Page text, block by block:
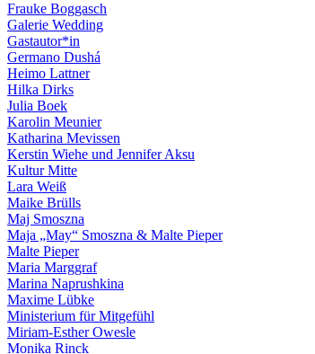
Frauke Boggasch
Galerie Wedding
Gastautor*in
Germano Dushá
Heimo Lattner
Hilka Dirks
Julia Boek
Karolin Meunier
Katharina Mevissen
Kerstin Wiehe und Jennifer Aksu
Kultur Mitte
Lara Weiß
Maike Brülls
Maj Smoszna
Maja „May“ Smoszna & Malte Pieper
Malte Pieper
Maria Marggraf
Marina Naprushkina
Maxime Lübke
Ministerium für Mitgefühl
Miriam-Esther Owesle
Monika Rinck